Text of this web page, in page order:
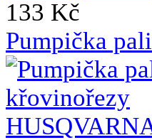
133 Kč
Pumpička